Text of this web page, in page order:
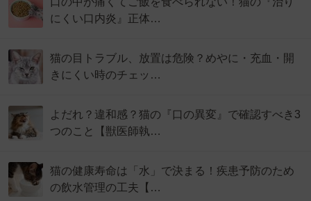
にくい口内炎』正体…
猫の目トラブル、放置は危険？めやに・充血・開
きにくい時のチェッ…
よだれ？違和感？猫の『口の異変』で確認すべき3
つのこと【獣医師執…
猫の健康寿命は「水」で決まる！疾患予防のため
の飲水管理の工夫【…